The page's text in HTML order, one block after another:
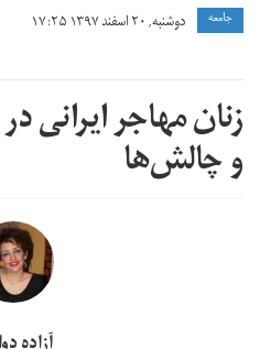
جامعه دوشنبه, ۲۰ اسفند ۱۳۹۷ ۱۷:۲۵
زنان مهاجر ایرانی
و چالش‌ها